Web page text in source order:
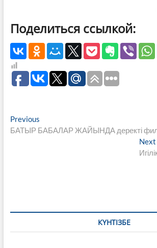
Поделиться ссылкой:
Навигация
по
PreviousPrevious
post:
БАТЫР БАБАЛАР ЖАЙЫНДА деректі
Next
КҮНТІЗБЕ